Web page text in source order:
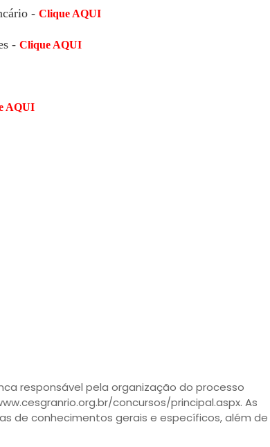
- Clique AQUI
- Clique AQUI
AQUI
responsável pela organização do processo
concursos/principal.aspx. As
de conhecimentos gerais e específicos, além de